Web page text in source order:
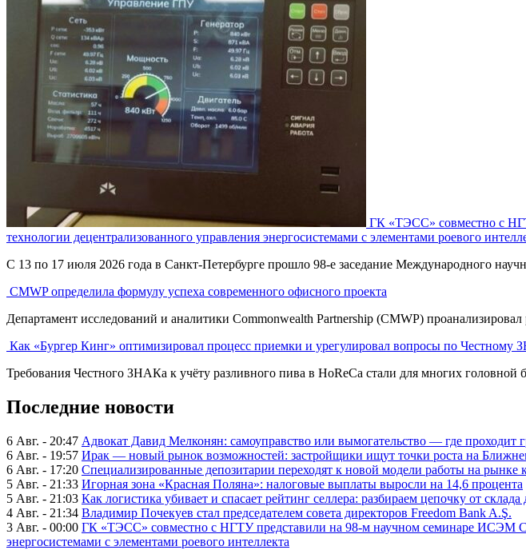
ГК «ТЭСС» совместно с
технологии децентрализованного управления энергосистемами с элементами роевого
С 13 по 17 июля 2026 года в Санкт-Петербурге прошло 98-е заседание Международного
CMWP определила формулу успеха современного офисного проекта
Департамент исследований и аналитики Commonwealth Partnership (CMWP)
Как «Бургер Кинг» оптимизировал процесс приемки и урегулировал вопросы по Честному
Требования Честного ЗНАКа к учёту разливного пива в HoReCa стали для многих головной
Последние новости
6 Авг. - 20:47 Адвокат Давид Мелконян: самоуправство или вымогательство — где проходит
6 Авг. - 19:57 Ирак — новый рынок возможностей: застройщики ищут точки роста на
6 Авг. - 17:20 Специализированные депозитарии переходят к новой модели работы на рынке
5 Авг. - 21:33 Игорная зона «Красная Поляна»: налоговые выплаты выросли на 14,6 процента
5 Авг. - 21:03 Как логистика убивает и спасает рейтинг селлера: разбираем цепочку от склада
4 Авг. - 21:34 Владимир Почекуев стал председателем совета директоров Freedom Bank A.Ş.
3 Авг. - 00:00 ГК «ТЭСС» совместно с НГТУ представили на 98-м научном семинаре ИСЭМ
энергосистемами с элементами роевого интеллекта